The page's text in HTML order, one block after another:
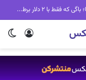
۱۵ هکر و ۱۰۰ میلیون دلار سرقت از Coldcard؛ باگی که فقط با ۲ دلار برطرف می‌شد
ورود